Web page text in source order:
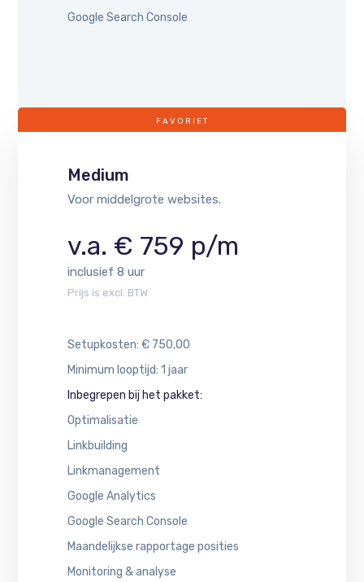
Google Search Console
FAVORIET
Medium
Voor middelgrote websites.
v.a. € 759 p/m
inclusief 8 uur
Prijs is excl. BTW
Setupkosten: € 750,00
Minimum looptijd: 1 jaar
Inbegrepen bij het pakket:
Optimalisatie
Linkbuilding
Linkmanagement
Google Analytics
Google Search Console
Maandelijkse rapportage posities
Monitoring & analyse